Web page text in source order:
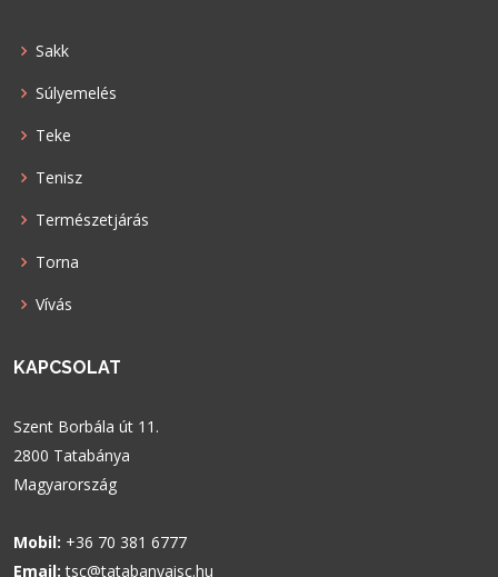
Sakk
Súlyemelés
Teke
Tenisz
Természetjárás
Torna
Vívás
KAPCSOLAT
Szent Borbála út 11.
2800 Tatabánya
Magyarország
Mobil: +36 70 381 6777
Email: tsc@tatabanyaisc.hu